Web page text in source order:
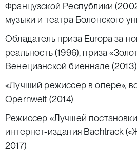
национальная опера, 2017),
государственная опера, 2017),
(Голландский национальный
Амстердам, 2018).
В 2005 году был директором
программы 37-й
м — художественным
Французской Республики
музыки и театра Болонского
Обладатель приза Europa за
реальность (1996), приза
Венецианской биеннале
«Лучший режиссер в опере»,
Opernwelt (2014)
Режиссер «Лучшей
интернет-издания Bachtrack
2017)